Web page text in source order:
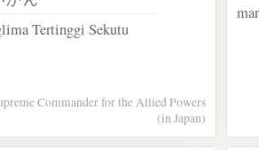
Tertinggi Sekutu
Commander for the Allied Powers
(in Japan)